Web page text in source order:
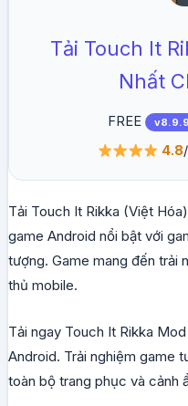
Tải Touch It
Nhất
FREE
4.8
Tải Touch It Rikka (Việt
game Android nổi bật với
tượng. Game mang đến trải
thủ mobile.
Tải ngay Touch It Rikka
Android. Trải nghiệm game
toàn bộ trang phục và cảnh